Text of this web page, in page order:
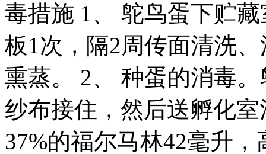
毒措施 1、 鸵鸟蛋下贮
板1次，隔2周传面清洗
熏蒸。 2、 种蛋的消毒
纱布接住，然后送孵化
37%的福尔马林42毫升